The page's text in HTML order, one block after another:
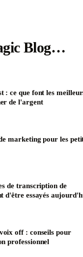
Blog…
: ce que font les
de l'argent
marketing pour les
de transcription de
d'être essayés
off : conseils pour
professionnel